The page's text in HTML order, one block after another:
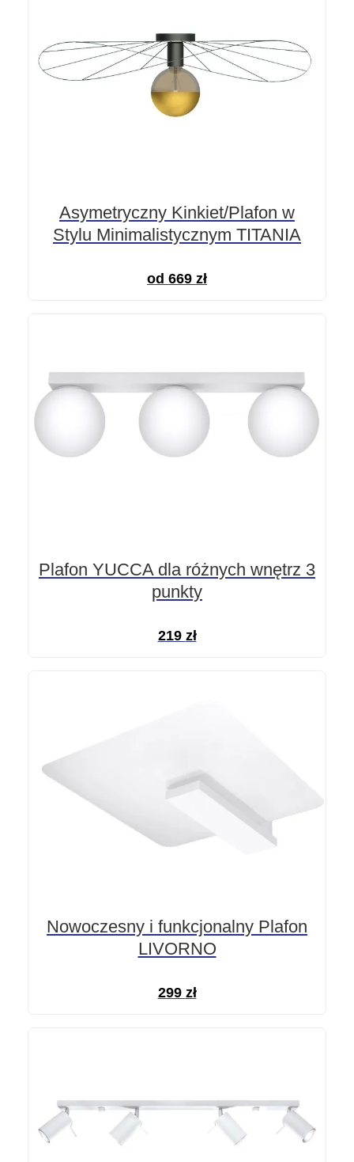
Asymetryczny Kinkiet/Plafon w
Stylu Minimalistycznym TITANIA
od 669 zł
Plafon YUCCA dla różnych wnętrz 3
punkty
219 zł
Nowoczesny i funkcjonalny Plafon
LIVORNO
299 zł